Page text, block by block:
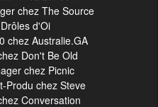
chez The Source
d'Oi
chez Australie.GA
Don't Be Old
chez Picnic
Produ chez Steve
Conversation